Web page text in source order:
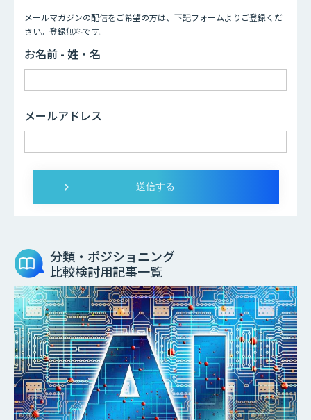
メールマガジンの配信をご希望の方は、下記フォームよりご登録くだ
さい。登録無料です。
お名前 - 姓・名
メールアドレス
分類・ポジショニング
比較検討用記事一覧